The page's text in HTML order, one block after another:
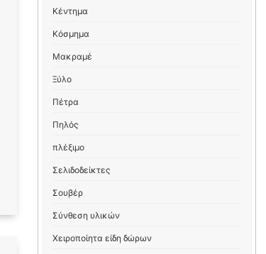
Κέντημα
Κόσμημα
Μακραμέ
Ξύλο
Πέτρα
Πηλός
πλέξιμο
Σελιδοδείκτες
Σουβέρ
Σύνθεση υλικών
Χειροποίητα είδη δώρων